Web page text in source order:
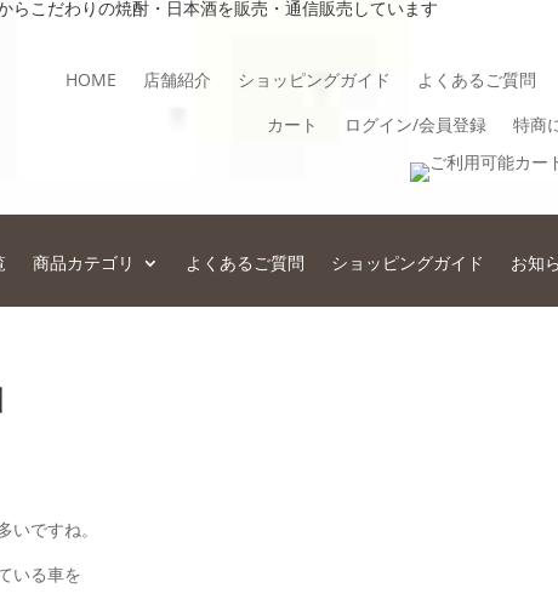
らこだわりの焼酎・日本酒を販売・通信販売しています
HOME 店舗紹介 ショッピングガイド よくあるご質問
カート
ログイン/会員登録 特商
商品カテゴリ よくあるご質問 ショッピングガイド お知
ですね。
いる車を